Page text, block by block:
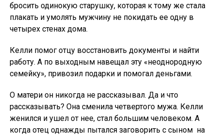
бросить одинокую старушку, которая к тому же стала
плакать и умолять мужчину не покидать ее одну в
четырех стенах дома.
Келли помог отцу восстановить документы и найти
работу. А по выходным навещал эту «неоднородную
семейку», привозил подарки и помогал деньгами.
О матери он никогда не рассказывал. Да и что
рассказывать? Она сменила четвертого мужа. Келли
женился и ушел от нее, стал большим человеком. А
когда отец однажды пытался заговорить с сыном на